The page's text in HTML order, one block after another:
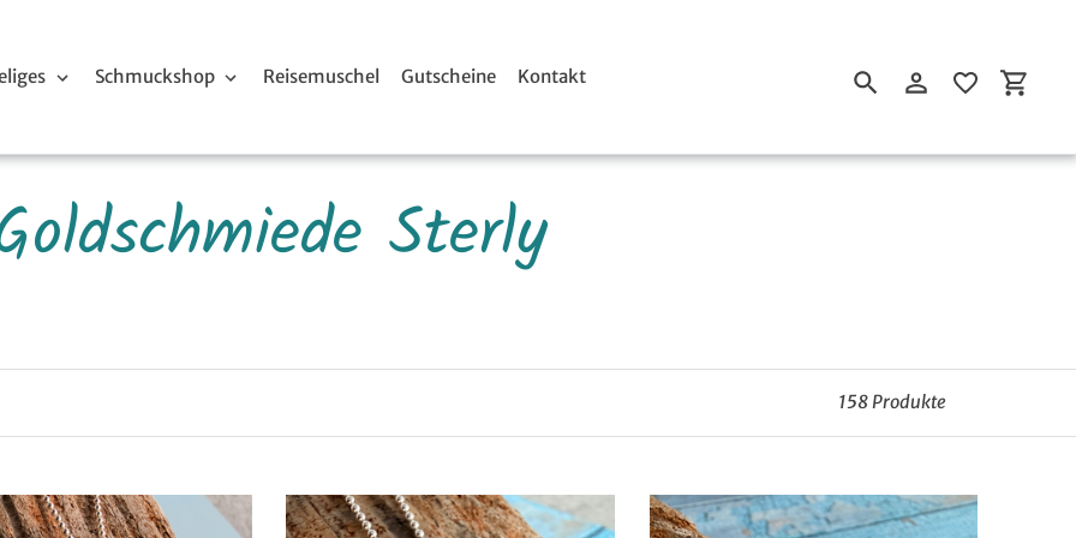
Schmuckshop Reisemuschel Gutscheine Kontakt
SuchenEinloggen
Sterly
158 Produkte